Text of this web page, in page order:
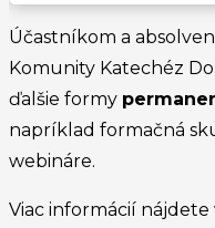
Účastníkom a
Komunity Katechéz
ďalšie formy
napríklad formačná
webináre.
Viac informácií